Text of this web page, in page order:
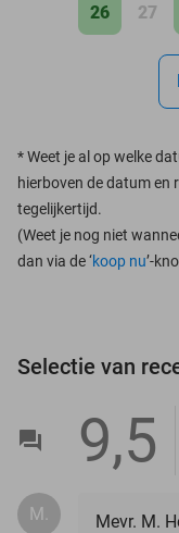
26 27
*Weet je al op welke
hierboven de datum en
tegelijkertijd.
(Weet je nog niet
dan via de ‘koop nu’-
Selectie van
9,5
M.
Mevr. M.